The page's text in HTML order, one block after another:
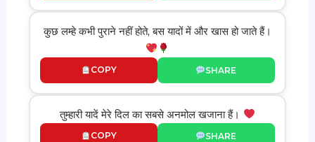
कुछ लम्हे कभी पुराने नहीं होते, बस यादों में और खास हो जाते हैं।
COPY SHARE
तुम्हारी यादें मेरे दिल का सबसे अनमोल खजाना हैं।
COPY SHARE